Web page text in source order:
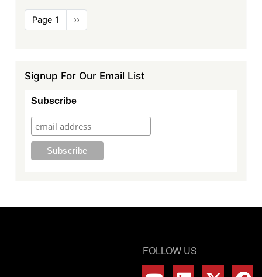
Pagination
Page 1
Next
page
››
Signup For Our Email List
Subscribe
FOLLOW US